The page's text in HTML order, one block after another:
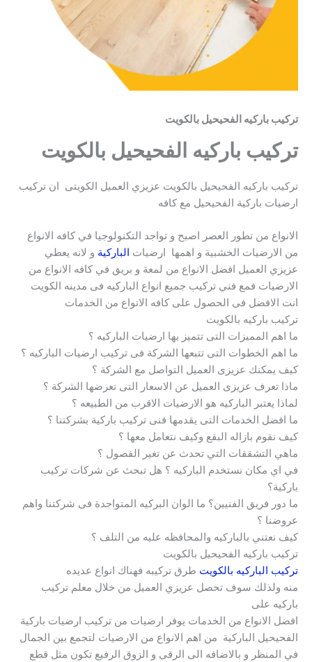
تركيب باركيه الفحيحيل بالكويت
تركيب باركيه الفحيحيل بالكويت
تركيب باركيه الفحيحيل بالكويت عزيزي العميل الكويتى ان تركيب
ارضيات باركية الفحيحيل مع كافه
الانواع من تطور العصر اصبح و تواجد التكنولوجيا في كافه الانواع
من الارضيات الخشبية و اهمها ارضيات الباركية و لانه يعطي
عزيزي العميل افضل الانواع من لمعة و بريق في كافه الانواع من
الارضيات فمع فني تركيب جميع انواع الباركيه فى مدينه الكويت
انت الافضل فى الحصول على كافه الانواع من الخدمات
تركيب باركيه بالكويت
ما اهم المميزات التى تتميز بها ارضيات الباركيه ؟
ما اهم الخطوات التى تتبعها الشركة فى تركيب ارضيات الباركيه ؟
كيف يمكنك عزيزى العميل التواصل مع الشركة ؟
ماذا تعرف عزيزى العميل عن الاسعار التى تعرضها الشركة ؟
لماذا يعتبر الباركيه هو الارضيات الاقرب من الطبيعه ؟
ما افضل الخدمات التى يقدمها فنى تركيب باركية بشركتنا ؟
كيف نقوم بازاله البقع وكيف نتعامل معها ؟
ماهي التشققات التي تحدث عن تغير الفصول ؟
في اي مكان نستخدم الباركيه ؟ هل تبحث عن شركات تركيب
باركية؟
ما دور فريق الفنيين؟ ما الوان البركيه المتواجدة فى شركتنا واهم
عروضنا ؟
كيف نعتني بالباركيه والمحافظه عليه من التلف ؟
تركيب باركيه الفحيحيل بالكويت
تركيب الباركيه بالكويت طرق تركيبه فهناك انواع عديده
منه ولذلك سوف تحصل عزيزي العميل من خلال معلم تركيب
باركيه على
افضل الانواع من الخدمات يوفر ارضيات من تركيب ارضيات باركية
الفحيحيل الباركية من اهم الانواع من الارضيات لتجمع بين الجمال
في المنظر و بالاضافه الى الرقى و الزوق الرفيع تكون مثل قطع